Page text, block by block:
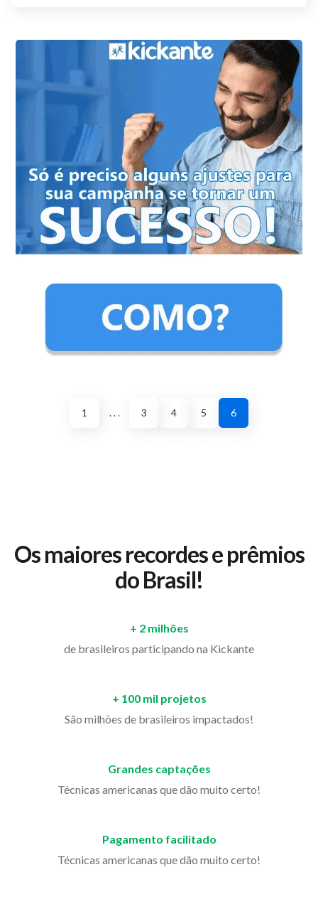
1 . . . 3 4 5 6
Os maiores recordes e prêmios
do Brasil!
+ 2 milhões
de brasileiros participando na Kickante
+ 100 mil projetos
São milhões de brasileiros impactados!
Grandes captações
Técnicas americanas que dão muito certo!
Pagamento facilitado
Técnicas americanas que dão muito certo!